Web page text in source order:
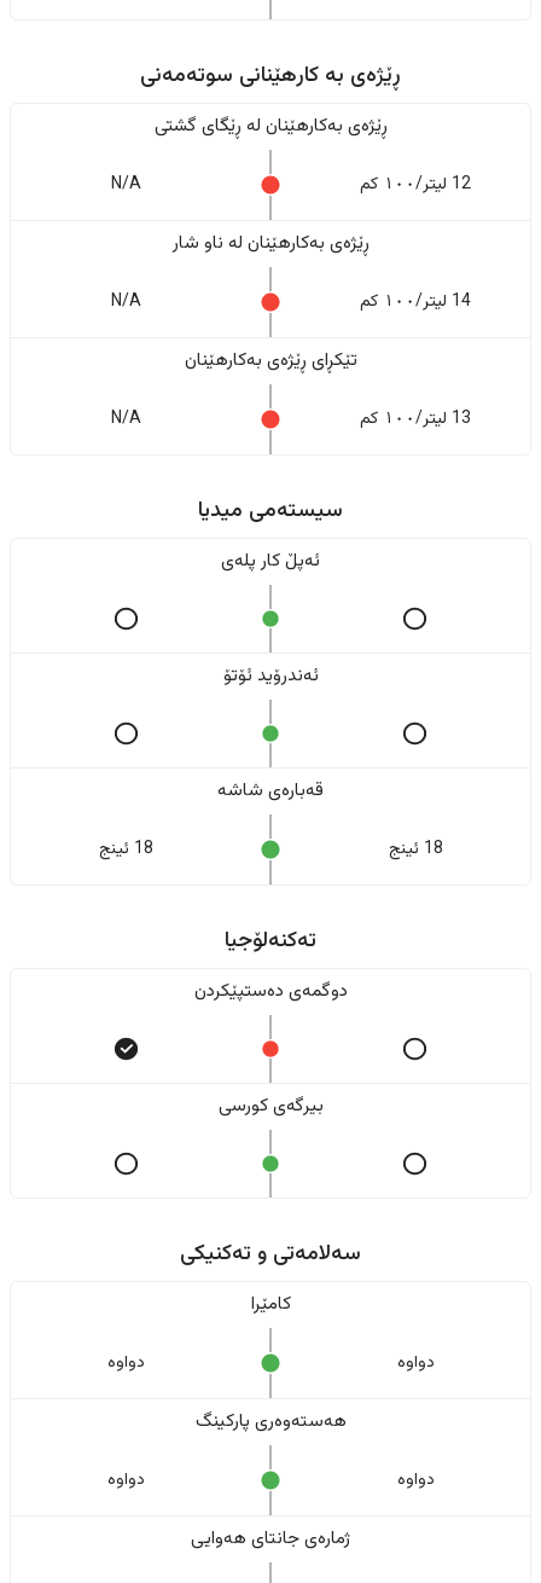
ڕێژەى به کارهێنانی سوتەمەنی
ڕێژەى بەکارهێنان له ڕێگای گشتی
12 لیتر/١٠٠ کم N/A
ڕێژەى بەکارهێنان له ناو شار
14 لیتر/١٠٠ کم N/A
تێکڕای ڕێژەى بەکارهێنان
13 لیتر/١٠٠ کم N/A
سیستەمی میدیا
ئەپڵ کار پلەی
ئەندرۆید ئۆتۆ
قەبارەی شاشە
18 ئینج 18 ئینج
تەکنەلۆجیا
دوگمەی دەستپێکردن
بیرگەی کورسی
سەلامەتی و تەکنیکی
کامێرا
دواوە دواوە
هەستەوەری پارکینگ
دواوە دواوە
ژمارەی جانتای هەوایی